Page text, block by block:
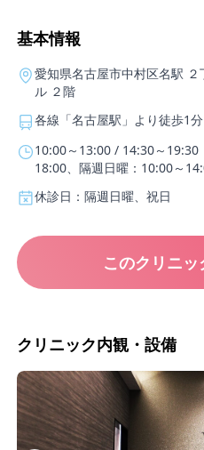
基本情報
愛知県名古屋市中村区名駅
ル ２階
各線「名古屋駅」より徒歩1分
10:00～13:00 / 14:30～19:30
18:00、隔週日曜：10:00～
休診日：隔週日曜、祝日
このクリニ
クリニック内観・設備